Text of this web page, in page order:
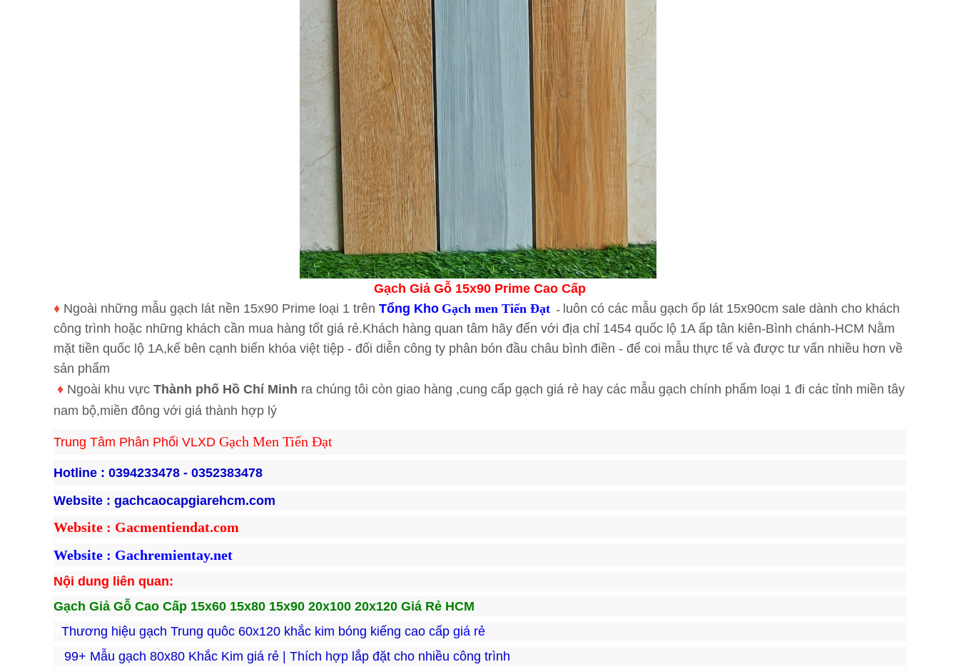
Gạch Giả Gỗ 15x90 Prime Cao Cấp
♦ Ngoài những mẫu gạch lát nền 15x90 Prime loại 1 trên Tổng Kho Gạch men Tiến Đạt - luôn có các mẫu gạch ốp lát 15x90cm sale dành cho khách
công trình hoặc những khách cần mua hàng tốt giá rẻ.Khách hàng quan tâm hãy đến với địa chỉ 1454 quốc lộ 1A ấp tân kiên-Bình chánh-HCM Nằm
mặt tiền quốc lộ 1A,kế bên cạnh biển khóa việt tiệp - đối diễn công ty phân bón đầu châu bình điền - để coi mẫu thực tế và được tư vấn nhiều hơn về
sản phẩm
♦ Ngoài khu vực Thành phố Hồ Chí Minh ra chúng tôi còn giao hàng ,cung cấp gạch giá rẻ hay các mẫu gạch chính phẩm loại 1 đi các tỉnh miền tây
nam bộ,miền đông với giá thành hợp lý
Trung Tâm Phân Phối VLXD Gạch Men Tiến Đạt
Hotline : 0394233478 - 0352383478
Website : gachcaocapgiarehcm.com
Website : Gacmentiendat.com
Website : Gachremientay.net
Nội dung liên quan:
Gạch Giả Gỗ Cao Cấp 15x60 15x80 15x90 20x100 20x120 Giá Rẻ HCM
Thương hiệu gạch Trung quôc 60x120 khắc kim bóng kiếng cao cấp giá rẻ
99+ Mẫu gạch 80x80 Khắc Kim giá rẻ | Thích hợp lắp đặt cho nhiều công trình